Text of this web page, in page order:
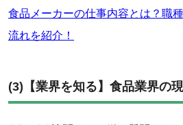
食品メーカーの仕事内容とは？職
流れを紹介！
‌(3)【業界を知る】食品業界の